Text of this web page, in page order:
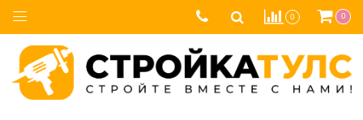
0 0